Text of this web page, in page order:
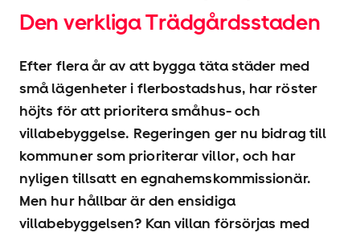
Den verkliga Trädgårdsstaden
Efter flera år av att bygga täta städer med
små lägenheter i flerbostadshus, har röster
höjts för att prioritera småhus- och
villabebyggelse. Regeringen ger nu bidrag till
kommuner som prioriterar villor, och har
nyligen tillsatt en egnahemskommissionär.
Men hur hållbar är den ensidiga
villabebyggelsen? Kan villan försörjas med